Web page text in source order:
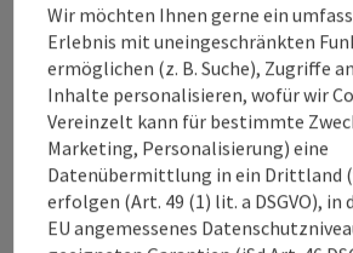
Bahnhofstraße 2
4580 Windischgarsten
+43 50 360 360 360
info@360alpenland.com
Wir möchten Ihnen gerne ein
Erlebnis mit uneingeschränkten
ermöglichen (z. B. Suche), Zugriffe
Inhalte personalisieren, wofür wir
Vereinzelt kann für bestimmte
Marketing, Personalisierung) eine
Datenübermittlung in ein Drittland
erfolgen (Art. 49 (1) lit. a DSGVO), in
EU angemessenes